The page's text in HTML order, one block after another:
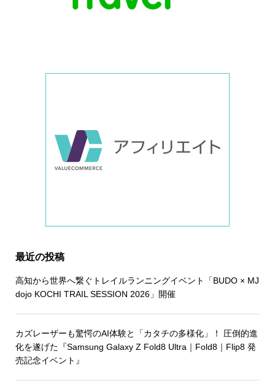
最近の投稿
高知から世界へ繋ぐトレイルランニングイベント「BUDO × MJ
dojo KOCHI TRAIL SESSION 2026」開催
カズレーザーも驚愕のAI体験と「カタチの多様化」！ 圧倒的進
化を遂げた『Samsung Galaxy Z Fold8 Ultra｜Fold8｜Flip8 発
売記念イベント』